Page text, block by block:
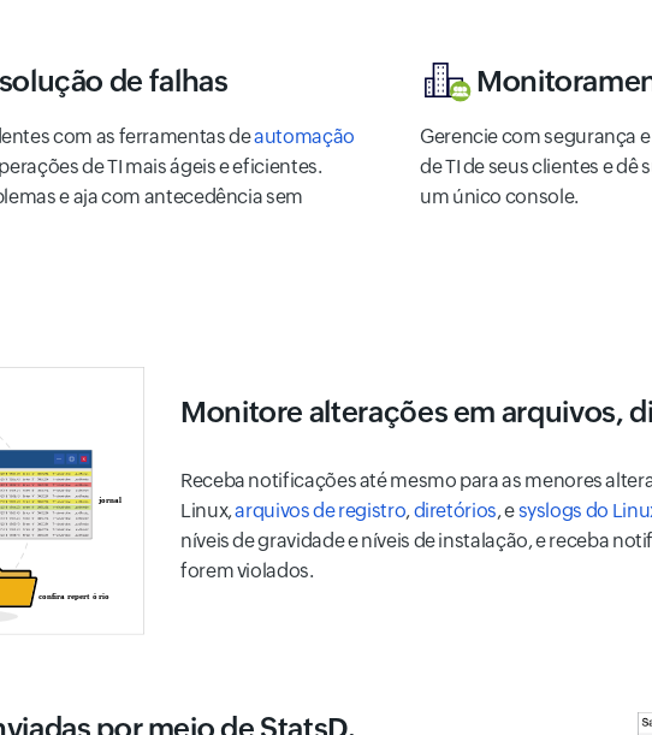
de falhas
com as ferramentas deautomação
de TI mais ágeis e eficientes.
e aja com antecedência sem
Gerencie com segurança
de TI de seus clientes e
um único console.
Monitore alterações em arquivos,
Receba notificações até mesmo para as menores
Linux,arquivos de registro,diretórios, esyslogs do
níveis de gravidade e níveis de instalação, e receba
forem violados.
por meio de StatsD.